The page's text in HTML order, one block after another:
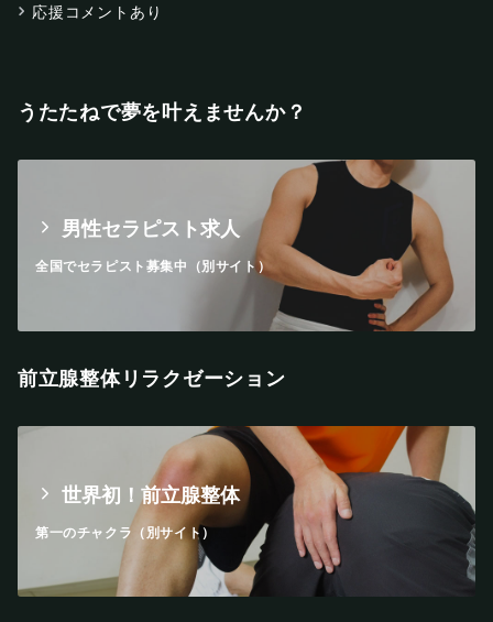
応援コメントあり
うたたねで夢を叶えませんか？
男性セラピスト求人
全国でセラピスト募集中（別サイト）
前立腺整体リラクゼーション
世界初！前立腺整体
第一のチャクラ（別サイト）